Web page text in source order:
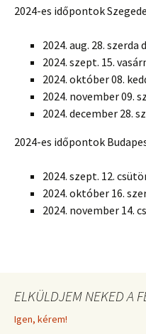
2024-es időpontok
2024. aug. 28. szerda
2024. szept. 15.
2024. október 08.
2024. november 09.
2024. december 28.
2024-es időpontok
2024. szept. 12.
2024. október 16.
2024. november 14.
ELKÜLDJEM NEKED A
Igen, kérem!